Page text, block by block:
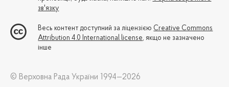
зв'язку
Весь контент доступний за ліцензією Creative Commons
Attribution 4.0 International license, якщо не зазначено
інше
© Верховна Рада України 1994—2026